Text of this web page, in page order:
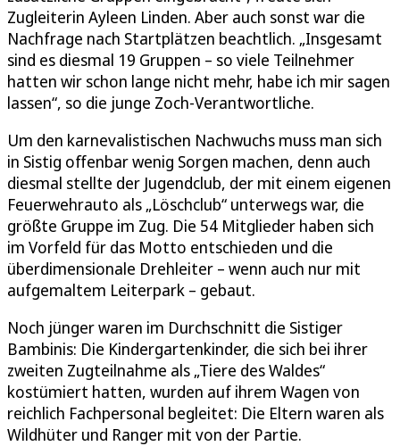
Zugleiterin Ayleen Linden. Aber auch sonst war die
Nachfrage nach Startplätzen beachtlich. „Insgesamt
sind es diesmal 19 Gruppen – so viele Teilnehmer
hatten wir schon lange nicht mehr, habe ich mir sagen
lassen“, so die junge Zoch-Verantwortliche.
Um den karnevalistischen Nachwuchs muss man sich
in Sistig offenbar wenig Sorgen machen, denn auch
diesmal stellte der Jugendclub, der mit einem eigenen
Feuerwehrauto als „Löschclub“ unterwegs war, die
größte Gruppe im Zug. Die 54 Mitglieder haben sich
im Vorfeld für das Motto entschieden und die
überdimensionale Drehleiter – wenn auch nur mit
aufgemaltem Leiterpark – gebaut.
Noch jünger waren im Durchschnitt die Sistiger
Bambinis: Die Kindergartenkinder, die sich bei ihrer
zweiten Zugteilnahme als „Tiere des Waldes“
kostümiert hatten, wurden auf ihrem Wagen von
reichlich Fachpersonal begleitet: Die Eltern waren als
Wildhüter und Ranger mit von der Partie.